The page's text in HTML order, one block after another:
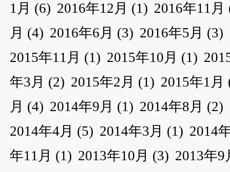
1月 (6) 2016年12月 (1) 2016年11月
月 (4) 2016年6月 (3) 2016年5月 (3)
2015年11月 (1) 2015年10月 (1)
年3月 (2) 2015年2月 (1) 2015年1月
月 (4) 2014年9月 (1) 2014年8月 (2)
2014年4月 (5) 2014年3月 (1) 2014
年11月 (1) 2013年10月 (3) 2013年9